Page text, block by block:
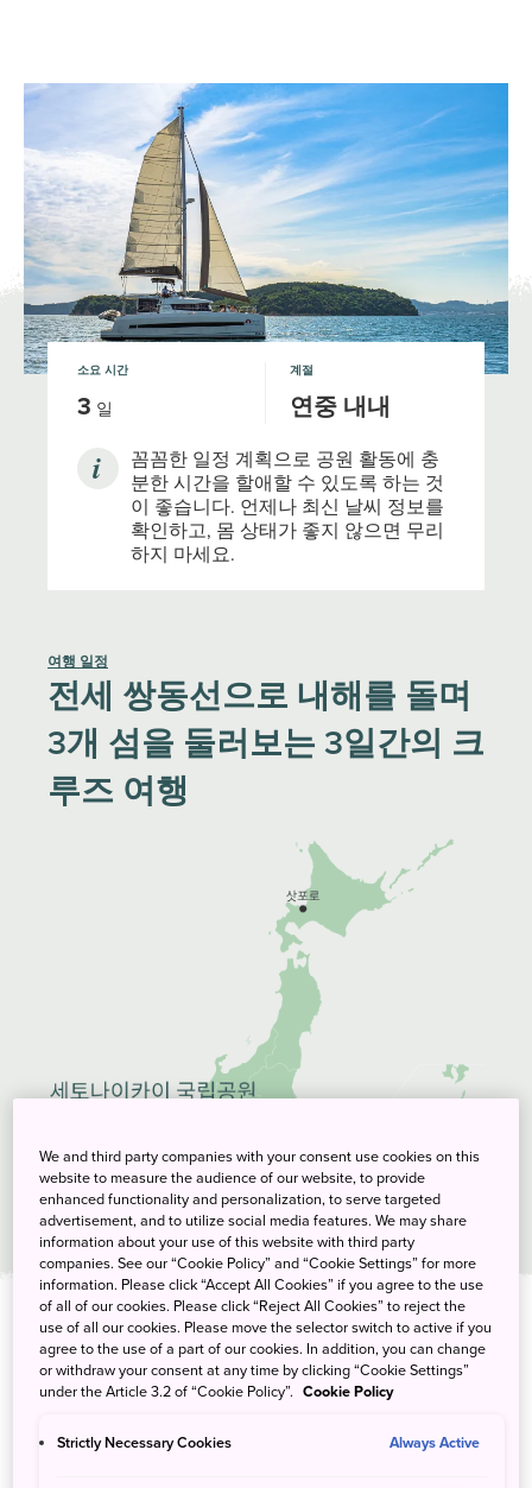
소요 시간
3 일
계절
연중 내내
꼼꼼한 일정 계획으로 공원 활동에 충
분한 시간을 할애할 수 있도록 하는 것
이 좋습니다. 언제나 최신 날씨 정보를
확인하고, 몸 상태가 좋지 않으면 무리
하지 마세요.
여행 일정
전세 쌍동선으로 내해를 돌며
3개 섬을 둘러보는 3일간의 크
루즈 여행
태그
로프웨이
We and third party companies with your consent use cookies on this
website to measure the audience of our website, to provide
enhanced functionality and personalization, to serve targeted
advertisement, and to utilize social media features. We may share
information about your use of this website with third party
companies. See our “Cookie Policy” and “Cookie Settings” for more
information. Please click “Accept All Cookies” if you agree to the use
of all of our cookies. Please click “Reject All Cookies” to reject the
use of all our cookies. Please move the selector switch to active if you
agree to the use of a part of our cookies. In addition, you can change
or withdraw your consent at any time by clicking “Cookie Settings”
under the Article 3.2 of “Cookie Policy”. Cookie Policy
Strictly Necessary Cookies Always Active